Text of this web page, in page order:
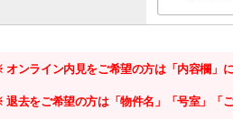
オンライン内見をご希望の方は「内容欄」
退去をご希望の方は「物件名」「号室」「